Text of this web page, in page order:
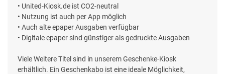
• United-Kiosk.de ist CO2-neutral
• Nutzung ist auch per App möglich
• Auch alte epaper Ausgaben verfügbar
• Digitale epaper sind günstiger als gedruckte Ausgaben
Viele Weitere Titel sind in unserem Geschenke-Kiosk
erhältlich. Ein Geschenkabo ist eine ideale Möglichkeit,